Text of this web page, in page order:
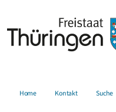
Home Kontakt Suche